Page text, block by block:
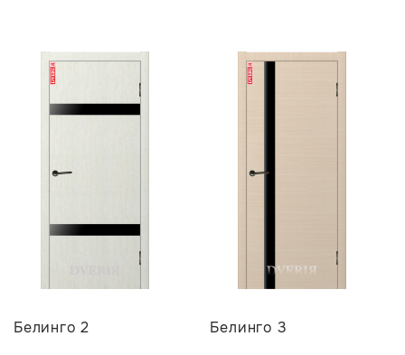
Белинго 2 Белинго 3